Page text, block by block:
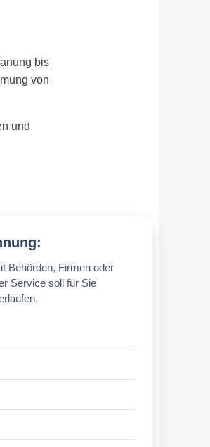
bis
von
und
Behörden, Firmen oder
Service soll für Sie